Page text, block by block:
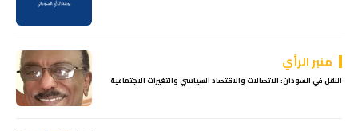
منبر الرأي
النقل في السودان: الاتصالات والاقتصاد السياسي والتغيرات الاجتماعية